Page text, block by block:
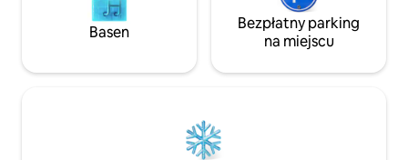
Basen
Bezpłatny parking
na miejscu